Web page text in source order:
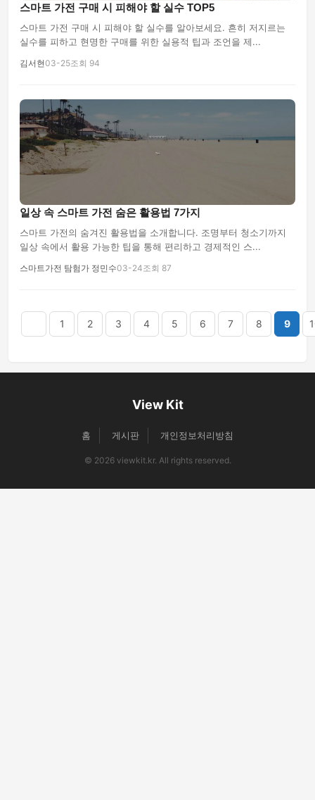
스마트 가전 구매 시 피해야 할 실수 TOP5
스마트 가전 구매 시 피해야 할 실수를 알아보세요. 흔히 저지르는
실수를 피하고 현명한 구매를 위한 실용적 팁과 조언을 제...
김서현03-25조회 94
일상 속 스마트 가전 숨은 활용법 7가지
스마트 가전의 숨겨진 활용법을 소개합니다. 조명부터 청소기까지
일상 속에서 활용 가능한 팁을 통해 편리하고 경제적인 스...
스마트가전 탐험가 정민수03-24조회 87
1 2 3 4 5 6 7 8 9
View Kit
홈 게시판 개인정보처리방침
© 2026 viewkit.kr. All rights reserved.